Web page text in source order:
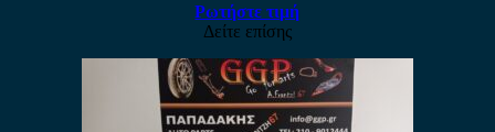
Ρωτήστε τιμή
Δείτε επίσης